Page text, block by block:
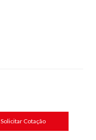
Solicitar Cotação